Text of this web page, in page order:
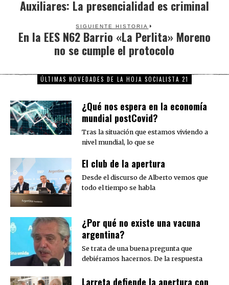
Previous
Auxiliares: La presencialidad es criminal
SIGUIENTE HISTORIA
Next
post:
En la EES N62 Barrio «La Perlita» Moreno
no se cumple el protocolo
ÚLTIMAS NOVEDADES DE LA HOJA SOCIALISTA 21
¿Qué nos espera en la economía
mundial postCovid?
Tras la situación que estamos viviendo a
nivel mundial, lo que se
El club de la apertura
Desde el discurso de Alberto vemos que
todo el tiempo se habla
¿Por qué no existe una vacuna
argentina?
Se trata de una buena pregunta que
debiéramos hacernos. De la respuesta
Larreta defiende la apertura con